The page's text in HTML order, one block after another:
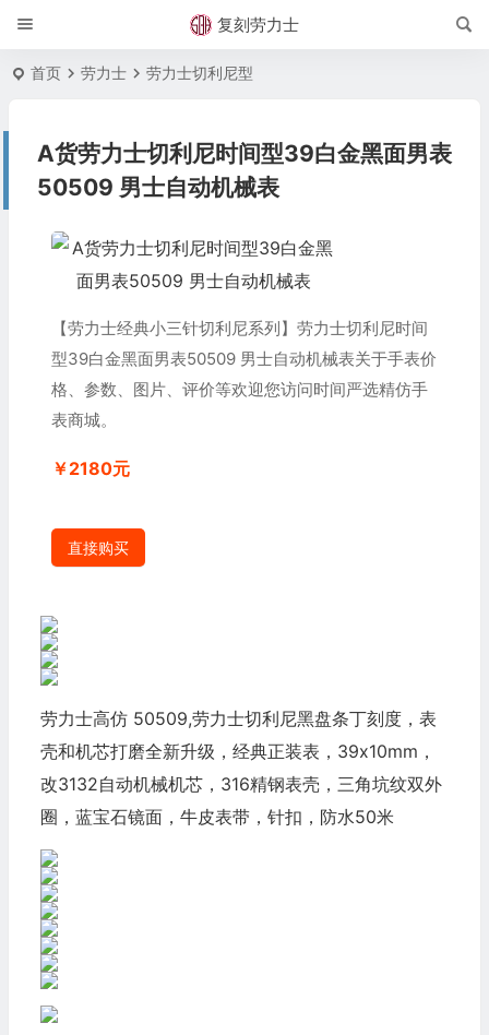
复刻劳力士
首页 劳力士 劳力士切利尼型
A货劳力士切利尼时间型39白金黑面男表
50509 男士自动机械表
【劳力士经典小三针切利尼系列】劳力士切利尼时间
型39白金黑面男表50509 男士自动机械表关于手表价
格、参数、图片、评价等欢迎您访问时间严选精仿手
表商城。
￥2180元
直接购买
劳力士高仿 50509,劳力士切利尼黑盘条丁刻度，表
壳和机芯打磨全新升级，经典正装表，39x10mm，
改3132自动机械机芯，316精钢表壳，三角坑纹双外
圈，蓝宝石镜面，牛皮表带，针扣，防水50米